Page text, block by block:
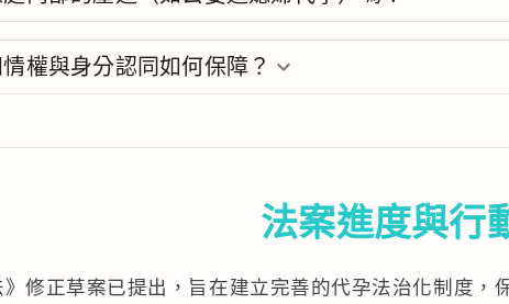
權與身分認同如何保障？ keyboard_arrow_down
法案進度與行
修正草案已提出，旨在建立完善的代孕法治化制度，